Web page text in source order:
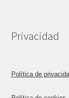
Privacidad
Política de